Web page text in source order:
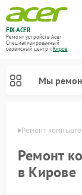
FIX-ACER
Ремонт устройств Acer
Специализированный
cервисный центр г.Киров
Мы
Ремонт
Ремонт
в Кирове